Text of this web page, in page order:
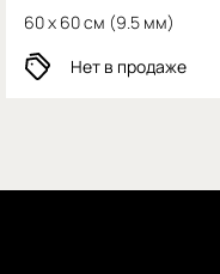
60 x 60 см (9.5 мм)
Нет в продаже